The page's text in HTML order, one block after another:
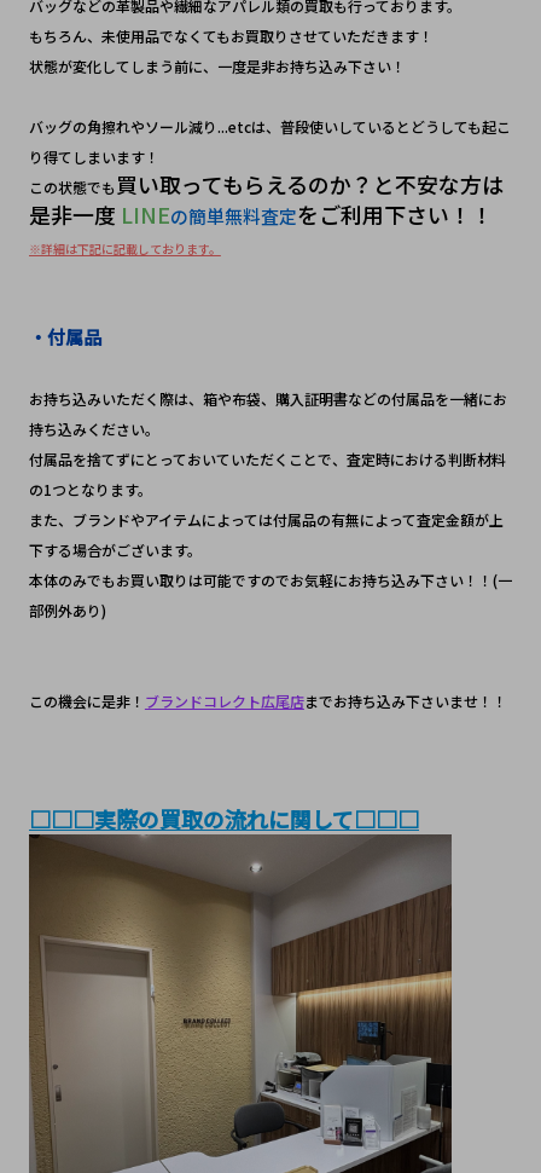
バッグなどの革製品や繊細なアパレル類の買取も行っております。
もちろん、未使用品でなくてもお買取りさせていただきます！
状態が変化してしまう前に、一度是非お持ち込み下さい！
バッグの角擦れやソール減り...etcは、普段使いしているとどうしても起こ
り得てしまいます！
この状態でも買い取ってもらえるのか？と不安な方は
是非一度 LINEの簡単無料査定をご利用下さい！！
※詳細は下記に記載しております。
・付属品
お持ち込みいただく際は、箱や布袋、購入証明書などの付属品を一緒にお
持ち込みください。
付属品を捨てずにとっておいていただくことで、査定時における判断材料
の1つとなります。
また、ブランドやアイテムによっては付属品の有無によって査定金額が上
下する場合がございます。
本体のみでもお買い取りは可能ですのでお気軽にお持ち込み下さい！！(一
部例外あり)
この機会に是非！ ブランドコレクト広尾店までお持ち込み下さいませ！！
□□□実際の買取の流れに関して□□□